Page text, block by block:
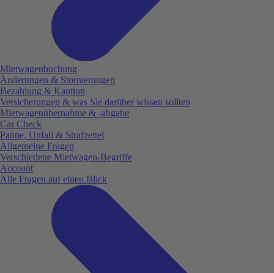
Mietwagenbuchung
Änderungen & Stornierungen
Bezahlung & Kaution
Versicherungen & was Sie darüber wissen sollten
Mietwagenübernahme & -abgabe
Car Check
Panne, Unfall & Strafzettel
Allgemeine Fragen
Verschiedene Mietwagen-Begriffe
Account
Alle Fragen auf einen Blick